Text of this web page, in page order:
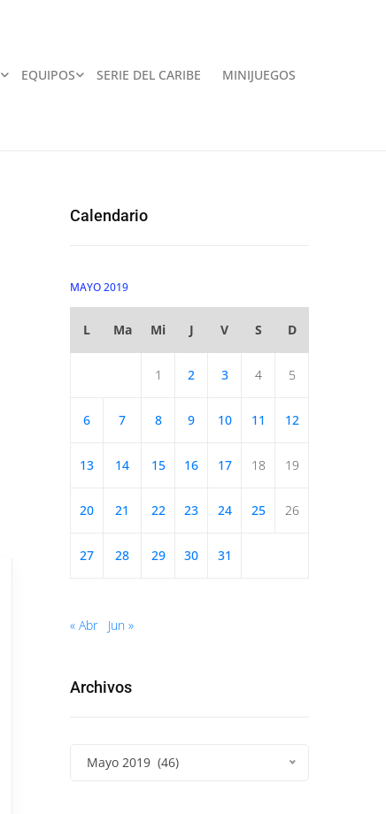
EQUIPOS SERIE DEL CARIBE MINIJUEGOS
Calendario
MAYO 2019
L Ma Mi J V S D
1 2 3 4 5
6 7 8 9 10 11 12
13 14 15 16 17 18 19
20 21 22 23 24 25 26
27 28 29 30 31
« Abr Jun »
Archivos
Mayo 2019 (46)